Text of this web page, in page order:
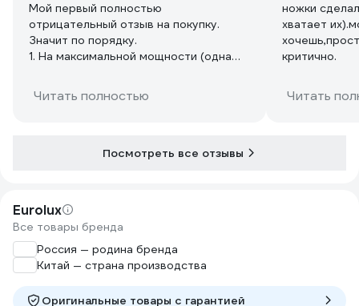
Мой первый полностью
отрицательный отзыв на покупку.
Значит по порядку.
1. На максимальной мощности (одна
соответствующая мощности 3 кВт,
вторая ручка - на максимуме
предварительно проверил, повесив на
него одновременно компрессор
(PATRIOT WO 24-260S) на 1,5 кВт,
пылесос (Metabo AS 20 L) на 1,2 кВт и
кВт и погоняв совместно эти три
Читать полностью
ножки
хватает
критично.
Читать
Посмотреть все отзывы
Eurolux
Все товары бренда
Россия — родина бренда
Китай — страна производства
Оригинальные товары c гарантией